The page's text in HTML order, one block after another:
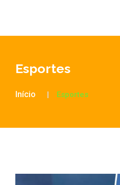
Esportes
Início Esportes